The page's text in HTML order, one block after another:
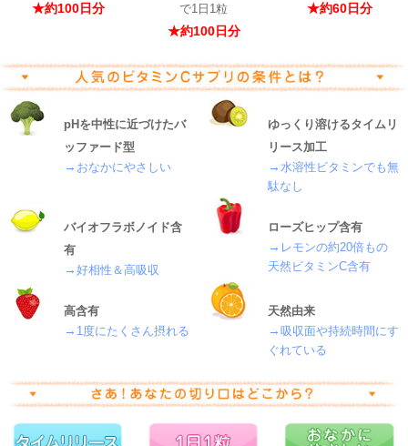
★約100日分
で1日1粒
★約100日分
★約60日分
pHを中性に近づけたバ
ッファード型
→ おなかにやさしい
ゆっくり溶けるタイムリ
リース加工
→ 水溶性ビタミンでも無
駄なし
バイオフラボノイド含
有
→ 好相性＆高吸収
ローズヒップ含有
→ レモンの約20倍もの
天然ビタミンC含有
高含有
→ 1度にたくさん摂れる
天然由来
→ 吸収面や持続時間にす
ぐれている